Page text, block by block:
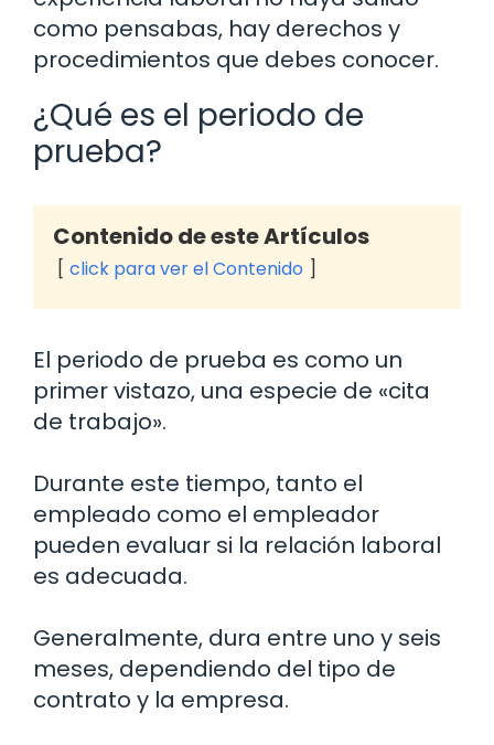
como pensabas, hay derechos y
procedimientos que debes conocer.
¿Qué es el periodo de
prueba?
Contenido de este Artículos
click para ver el Contenido
El periodo de prueba es como un
primer vistazo, una especie de «cita
de trabajo».
Durante este tiempo, tanto el
empleado como el empleador
pueden evaluar si la relación laboral
es adecuada.
Generalmente, dura entre uno y seis
meses, dependiendo del tipo de
contrato y la empresa.